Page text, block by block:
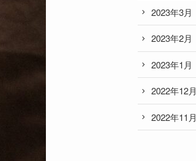
2023年3月
2023年2月
2023年1月
2022年12月
2022年11月